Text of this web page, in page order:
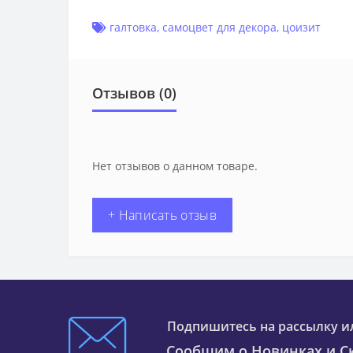
галтовка, самоцвет для декора, цоизит
Отзывов (0)
Нет отзывов о данном товаре.
+ Написать отзыв
Подпишитесь на рассылку